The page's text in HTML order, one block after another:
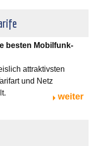
besten Mobilfunk-
attraktivsten
und Netz
weiter